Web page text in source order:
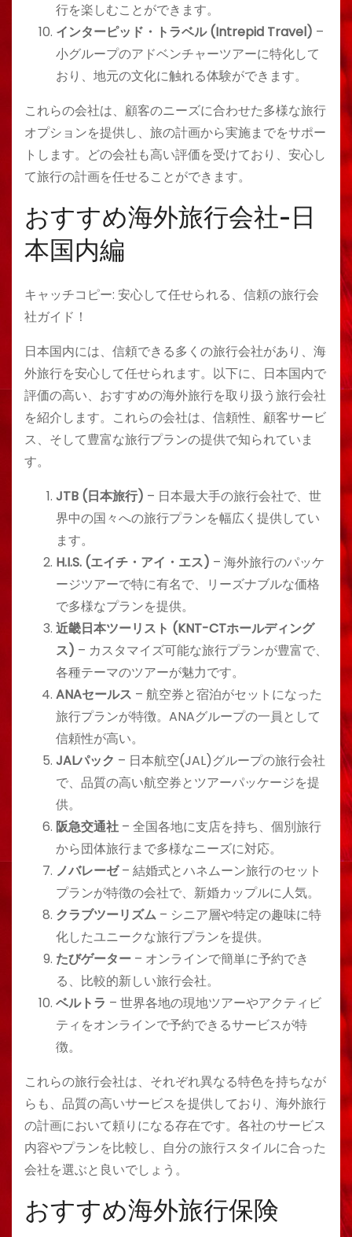
行を楽しむことができます。
インターピッド・トラベル (Intrepid Travel) –
小グループのアドベンチャーツアーに特化して
おり、地元の文化に触れる体験ができます。
これらの会社は、顧客のニーズに合わせた多様な旅行
オプションを提供し、旅の計画から実施までをサポー
トします。どの会社も高い評価を受けており、安心し
て旅行の計画を任せることができます。
おすすめ海外旅行会社-日
本国内編
キャッチコピー: 安心して任せられる、信頼の旅行会
社ガイド！
日本国内には、信頼できる多くの旅行会社があり、海
外旅行を安心して任せられます。以下に、日本国内で
評価の高い、おすすめの海外旅行を取り扱う旅行会社
を紹介します。これらの会社は、信頼性、顧客サービ
ス、そして豊富な旅行プランの提供で知られていま
す。
JTB (日本旅行) – 日本最大手の旅行会社で、世
界中の国々への旅行プランを幅広く提供してい
ます。
H.I.S. (エイチ・アイ・エス) – 海外旅行のパッケ
ージツアーで特に有名で、リーズナブルな価格
で多様なプランを提供。
近畿日本ツーリスト (KNT-CTホールディング
ス) – カスタマイズ可能な旅行プランが豊富で、
各種テーマのツアーが魅力です。
ANAセールス – 航空券と宿泊がセットになった
旅行プランが特徴。ANAグループの一員として
信頼性が高い。
JALパック – 日本航空(JAL)グループの旅行会社
で、品質の高い航空券とツアーパッケージを提
供。
阪急交通社 – 全国各地に支店を持ち、個別旅行
から団体旅行まで多様なニーズに対応。
ノバレーゼ– 結婚式とハネムーン旅行のセット
プランが特徴の会社で、新婚カップルに人気。
クラブツーリズム – シニア層や特定の趣味に特
化したユニークな旅行プランを提供。
たびゲーター – オンラインで簡単に予約でき
る、比較的新しい旅行会社。
ベルトラ – 世界各地の現地ツアーやアクティビ
ティをオンラインで予約できるサービスが特
徴。
これらの旅行会社は、それぞれ異なる特色を持ちなが
らも、品質の高いサービスを提供しており、海外旅行
の計画において頼りになる存在です。各社のサービス
内容やプランを比較し、自分の旅行スタイルに合った
会社を選ぶと良いでしょう。
おすすめ海外旅行保険